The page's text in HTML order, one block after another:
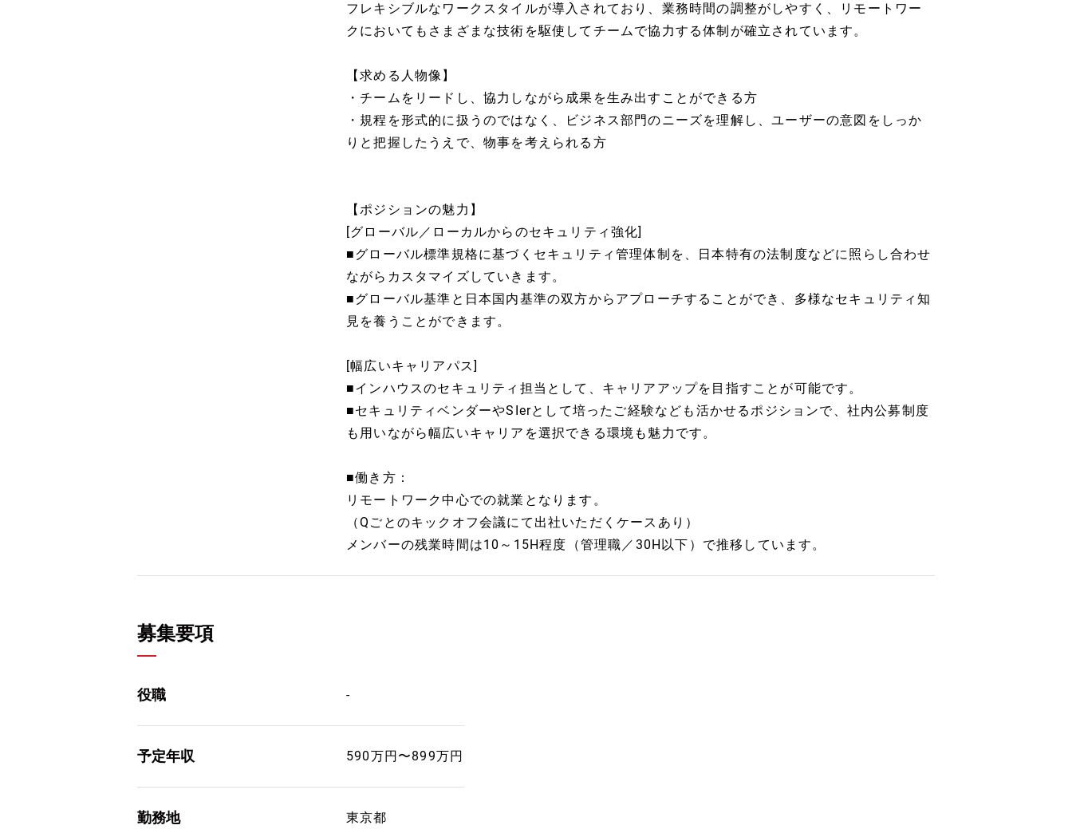
フレキシブルなワークスタイルが導入されており、業務時間の調整がしやすく、リモートワー
クにおいてもさまざまな技術を駆使してチームで協力する体制が確立されています。
【求める人物像】
・チームをリードし、協力しながら成果を生み出すことができる方
・規程を形式的に扱うのではなく、ビジネス部門のニーズを理解し、ユーザーの意図をしっか
りと把握したうえで、物事を考えられる方
【ポジションの魅力】
[グローバル／ローカルからのセキュリティ強化]
■グローバル標準規格に基づくセキュリティ管理体制を、日本特有の法制度などに照らし合わせ
ながらカスタマイズしていきます。
■グローバル基準と日本国内基準の双方からアプローチすることができ、多様なセキュリティ知
見を養うことができます。
[幅広いキャリアパス]
■インハウスのセキュリティ担当として、キャリアアップを目指すことが可能です。
■セキュリティベンダーやSIerとして培ったご経験なども活かせるポジションで、社内公募制度
も用いながら幅広いキャリアを選択できる環境も魅力です。
■働き方：
リモートワーク中心での就業となります。
（Qごとのキックオフ会議にて出社いただくケースあり）
メンバーの残業時間は10～15H程度（管理職／30H以下）で推移しています。
募集要項
役職 -
予定年収 590万円〜899万円
勤務地 東京都